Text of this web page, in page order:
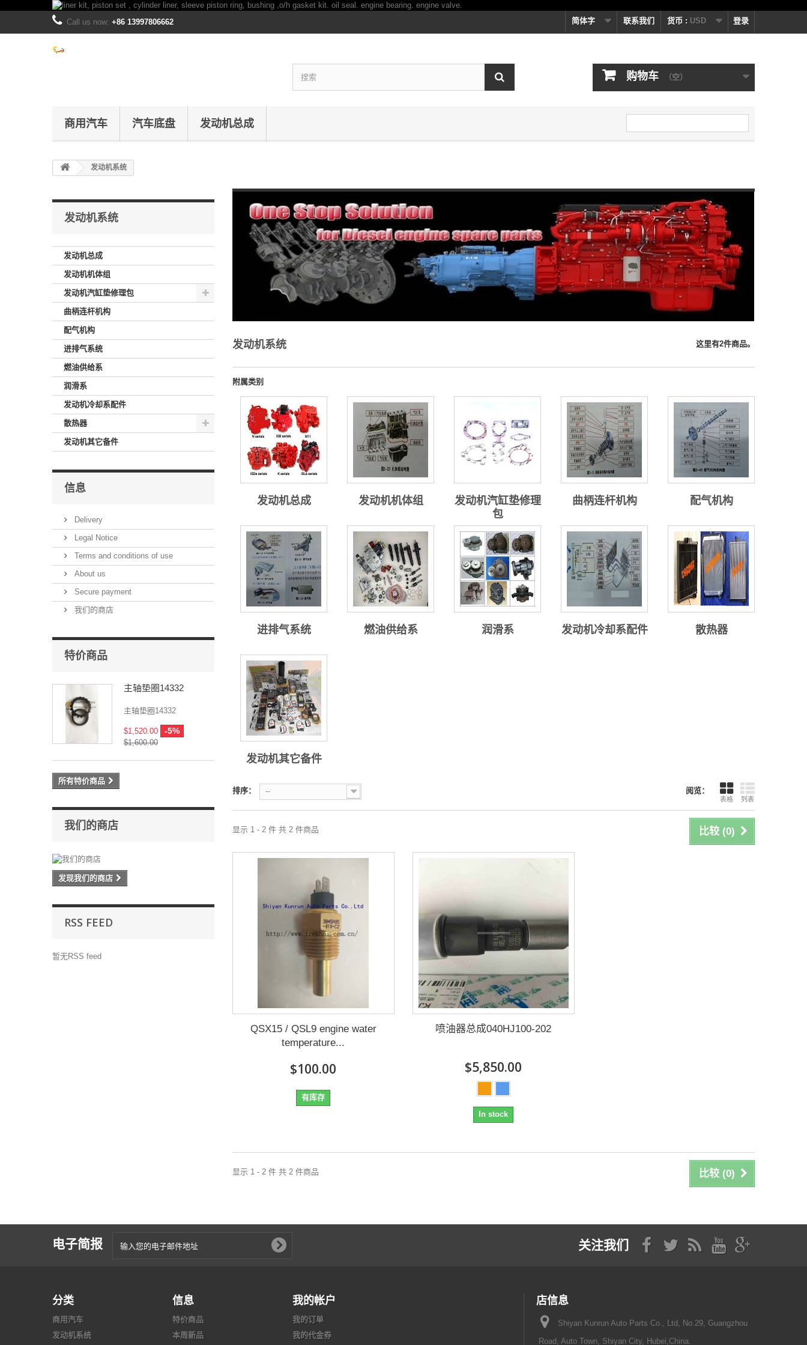
登录
货币 : USD
联系我们
Call us now: +86 13997806662 简体字
购物车 （空）
商用汽车 汽车底盘 发动机总成
发动机系统
发动机系统
发动机总成
发动机机体组
发动机汽缸垫修理包
曲柄连杆机构
配气机构
进排气系统
燃油供给系
润滑系
发动机冷却系配件
散热器
发动机其它备件
信息
Delivery
Legal Notice
Terms and conditions of use
About us
Secure payment
我们的商店
特价商品
主轴垫圈14332
主轴垫圈14332
$1,520.00 -5%
$1,600.00
所有特价商品
我们的商店
发现我们的商店
RSS FEED
暂无RSS feed
发动机系统 这里有2件商品。
附属类别
发动机总成 发动机机体组
发动机汽缸垫修理
包
曲柄连杆机构 配气机构
进排气系统 燃油供给系 润滑系 发动机冷却系配件 散热器
发动机其它备件
阅览：
表格 列表
排序： --
比较 (0)
显示 1 - 2 件 共 2 件商品
QSX15 / QSL9 engine water
temperature...
$100.00
有库存
喷油器总成040HJ100-202
$5,850.00
In stock
比较 (0)
显示 1 - 2 件 共 2 件商品
电子简报 关注我们
分类
商用汽车
发动机系统
信息
特价商品
本周新品
我的帐户
我的订单
我的代金券
店信息
Shiyan Kunrun Auto Parts Co., Ltd, No.29, Guangzhou
Road, Auto Town, Shiyan City, Hubei,China.